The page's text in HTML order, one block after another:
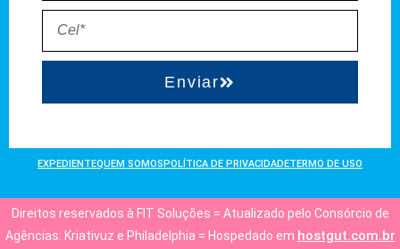
Enviar
EXPEDIENTEQUEM SOMOSPOLÍTICA DE PRIVACIDADETERMO DE USO
Direitos reservados à FIT Soluções = Atualizado pelo Consórcio de
Agências: Kriativuz e Philadelphia = Hospedado em hostgut.com.br